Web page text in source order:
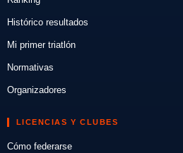
Histórico resultados
Mi primer triatlón
Normativas
Organizadores
LICENCIAS Y CLUBES
Cómo federarse